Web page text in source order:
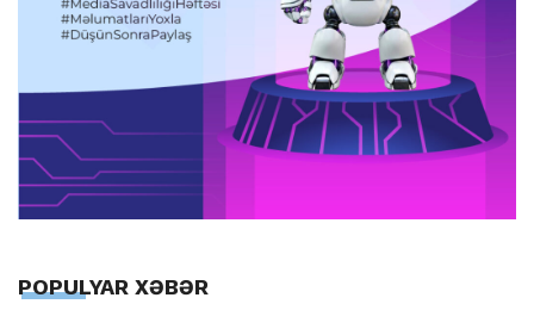
POPULYAR XƏBƏR